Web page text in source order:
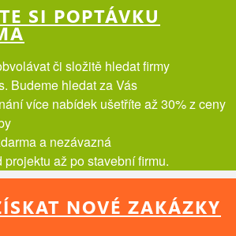
SI POPTÁVKU
či složitě hledat firmy
Budeme hledat za Vás
více nabídek ušetříte až 30% z ceny
a nezávazná
projektu až po stavební firmu.
NOVÉ ZAKÁZKY